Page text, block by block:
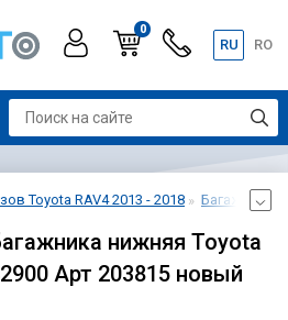
0
RU RO
Toyota RAV4 2013 - 2018 Багажник
нижняя Toyota
Арт 203815 новый